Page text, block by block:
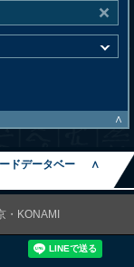
∧
ドデータベー
∧
KONAMI